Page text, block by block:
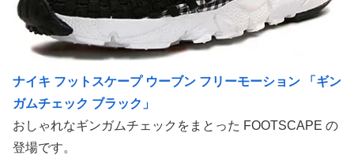
ナイキ フットスケープ ウーブン フリーモーション 「ギン
ガムチェック ブラック」
おしゃれなギンガムチェックをまとった FOOTSCAPE の
登場です。